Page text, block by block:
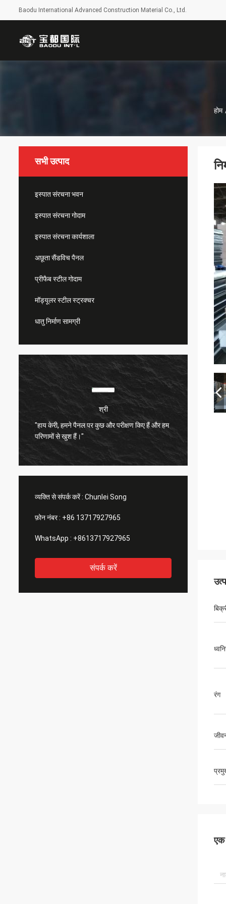
Baodu International Advanced Construction Material Co., Ltd.
होम
सभी उत्पाद
इस्पात संरचना भवन
इस्पात संरचना गोदाम
इस्पात संरचना कार्यशाला
अछूता सैंडविच पैनल
प्रीफैब स्टील गोदाम
मॉड्यूलर स्टील स्ट्रक्चर
धातु निर्माण सामग्री
श्री
"हाय केरी, हमने पैनल पर कुछ और परीक्षण किए हैं और हम
परिणामों से खुश हैं।"
व्यक्ति से संपर्क करें : Chunlei Song
फ़ोन नंबर : +86 13717927965
WhatsApp : +8613717927965
संपर्क करें
रंग
एक